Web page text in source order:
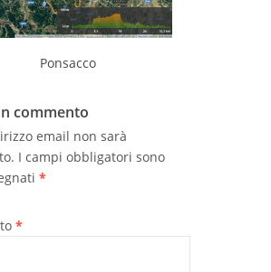
Ponsacco
commento
email non sarà
I campi obbligatori sono
*
*